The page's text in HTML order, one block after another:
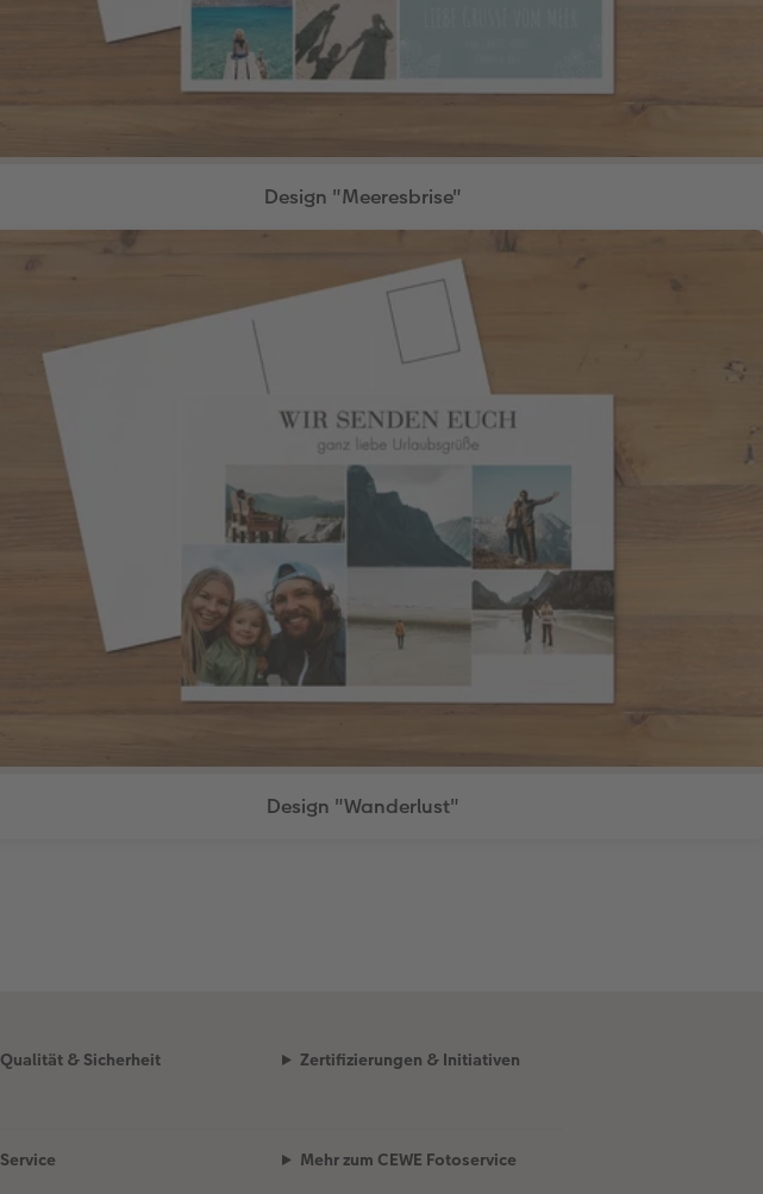
Design "Meeresbrise"
Design "Wanderlust"
Qualität & Sicherheit Zertifizierungen & Initiativen
Service Mehr zum CEWE Fotoservice